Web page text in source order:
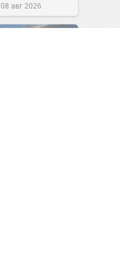
08 авг 2026